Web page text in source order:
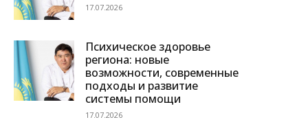
17.07.2026
Психическое здоровье
региона: новые
возможности, современные
подходы и развитие
системы помощи
17.07.2026